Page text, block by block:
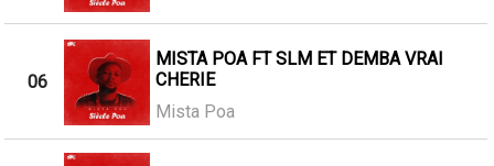
06
MISTA POA FT SLM ET DEMBA VRAI
CHERIE
Mista Poa